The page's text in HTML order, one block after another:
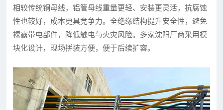
相较传统铜母线，铝管母线重量更轻、安装更灵活，抗腐蚀
性也较好，成本更具竞争力。全绝缘结构提升安全性，避免
裸露带电部件，降低触电与火灾风险。多家沈阳厂商采用模
块化设计，现场拼装方便，便于后续扩容。